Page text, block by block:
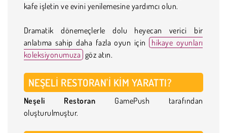
kafe işletin ve evini yenilemesine yardımcı olun.
Dramatik dönemeçlerle dolu heyecan verici bir
anlatıma sahip daha fazla oyun için hikaye oyunları
koleksiyonumuza göz atın.
NEŞELI RESTORAN'I KIM YARATTI?
Neşeli Restoran GamePush tarafından
oluşturulmuştur.